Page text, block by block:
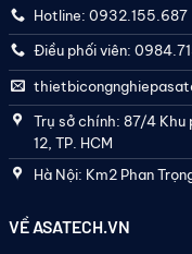
Hotline: 0932.155.687
Điều phối viên:
Trụ sở chính: 87/4 Khu
12, TP. HCM
Hà Nội: Km2 Phan
VỀ ASATECH.VN